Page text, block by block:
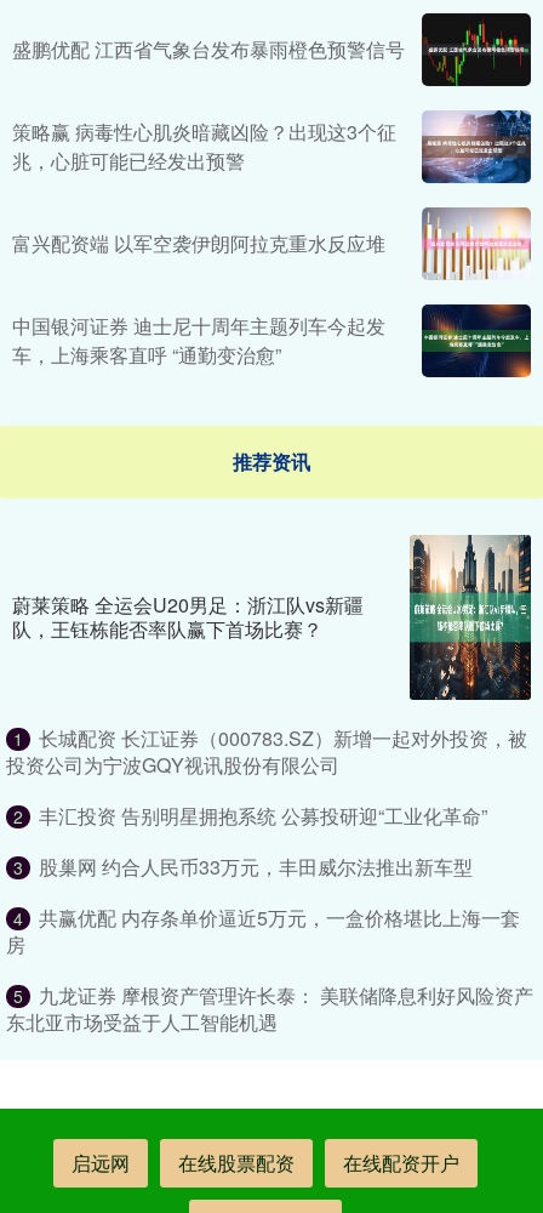
盛鹏优配 江西省气象台发布暴雨橙色预警信号
策略赢 病毒性心肌炎暗藏凶险？出现这3个征
兆，心脏可能已经发出预警
富兴配资端 以军空袭伊朗阿拉克重水反应堆
中国银河证券 迪士尼十周年主题列车今起发
车，上海乘客直呼 “通勤变治愈”
推荐资讯
蔚莱策略 全运会U20男足：浙江队vs新疆
队，王钰栋能否率队赢下首场比赛？
1
长城配资 长江证券（000783.SZ）新增一起对外投资，被
投资公司为宁波GQY视讯股份有限公司
2 丰汇投资 告别明星拥抱系统 公募投研迎“工业化革命”
3 股巢网 约合人民币33万元，丰田威尔法推出新车型
4
共赢优配 内存条单价逼近5万元，一盒价格堪比上海一套
房
5
九龙证券 摩根资产管理许长泰： 美联储降息利好风险资产
东北亚市场受益于人工智能机遇
启远网 在线股票配资 在线配资开户